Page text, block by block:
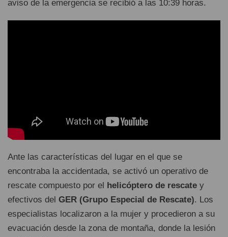
aviso de la emergencia se recibió a las 10:39 horas.
Ante las características del lugar en el que se
encontraba la accidentada, se activó un operativo de
rescate compuesto por el helicóptero de rescate y
efectivos del GER (Grupo Especial de Rescate). Los
especialistas localizaron a la mujer y procedieron a su
evacuación desde la zona de montaña, donde la lesión